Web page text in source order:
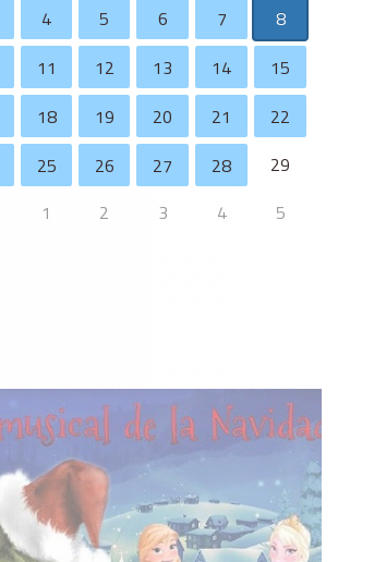
4 5 6 7
8
11 12 13 14
15
18 19 20 21
22
25 26 27 28
29
1 2 3 4 5